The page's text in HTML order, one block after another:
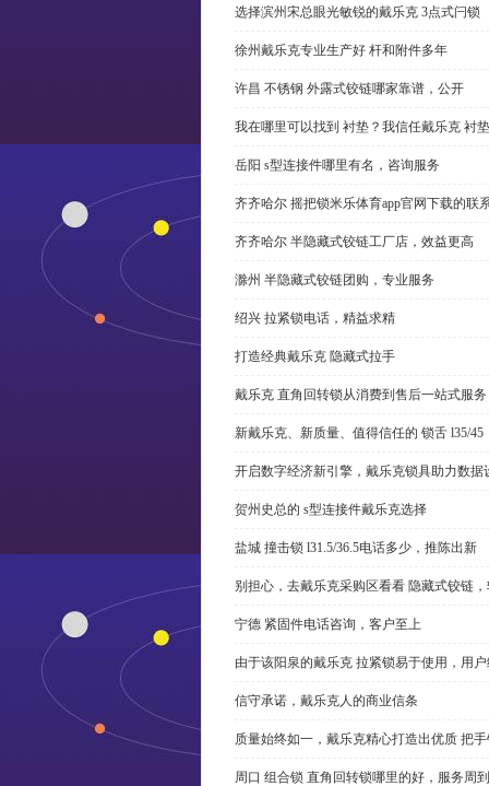
选择滨州宋总眼光敏锐的戴乐克 3点式闩锁
徐州戴乐克专业生产好 杆和附件多年
许昌 不锈钢 外露式铰链哪家靠谱，公开
我在哪里可以找到 衬垫？我信任戴乐克 衬
岳阳 s型连接件哪里有名，咨询服务
齐齐哈尔 摇把锁米乐体育app官网下载的联
齐齐哈尔 半隐藏式铰链工厂店，效益更高
滁州 半隐藏式铰链团购，专业服务
绍兴 拉紧锁电话，精益求精
打造经典戴乐克 隐藏式拉手
戴乐克 直角回转锁从消费到售后一站式服务
新戴乐克、新质量、值得信任的 锁舌 l35/45
开启数字经济新引擎，戴乐克锁具助力数据
贺州史总的 s型连接件戴乐克选择
盐城 撞击锁 l31.5/36.5电话多少，推陈出新
别担心，去戴乐克采购区看看 隐藏式铰链
宁德 紧固件电话咨询，客户至上
由于该阳泉的戴乐克 拉紧锁易于使用，用
信守承诺，戴乐克人的商业信条
质量始终如一，戴乐克精心打造出优质 把
周口 组合锁 直角回转锁哪里的好，服务周到